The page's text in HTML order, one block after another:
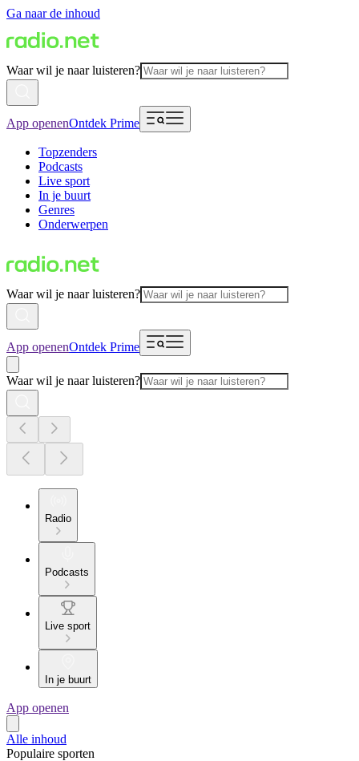
Ga naar de inhoud
Waar wil je naar luisteren?
App openenOntdek Prime
Topzenders
Podcasts
Live sport
In je buurt
Genres
Onderwerpen
Waar wil je naar luisteren?
App openenOntdek Prime
Waar wil je naar luisteren?
Radio
Podcasts
Live sport
In je buurt
App openen
Alle inhoud
Populaire sporten